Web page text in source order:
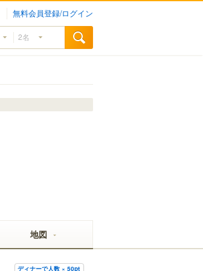
無料会員登録/ログイン
地図
ディナーで人数 × 50pt